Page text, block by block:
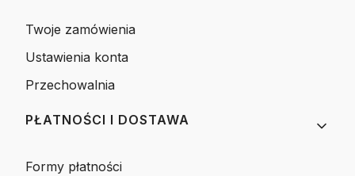
Twoje zamówienia
Ustawienia konta
Przechowalnia
PŁATNOŚCI I DOSTAWA
Formy płatności